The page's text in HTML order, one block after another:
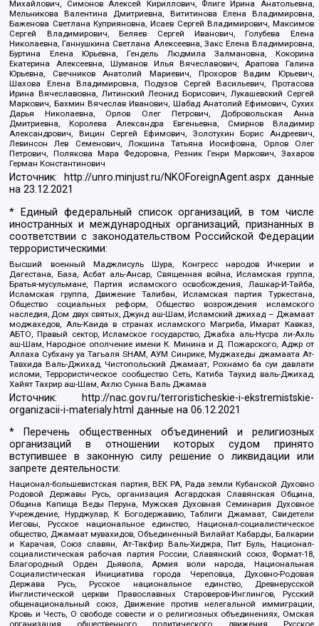
Михайлович, Симонов Алексей Кириллович, Флиге Ирина Анатольевна,
Мельникова Валентина Дмитриевна, Вититинова Елена Владимировна,
Баженова Светлана Куприяновна, Исаев Сергей Владимирович, Максимов
Сергей Владимирович, Беляев Сергей Иванович, Голубева Елена
Николаевна, Ганнушкина Светлана Алексеевна, Закс Елена Владимировна,
Буртина Елена Юрьевна, Гендель Людмила Залмановна, Кокорина
Екатерина Алексеевна, Шуманов Илья Вячеславович, Арапова Галина
Юрьевна, Свечников Анатолий Мариевич, Прохоров Вадим Юрьевич,
Шахова Елена Владимировна, Подузов Сергей Васильевич, Протасова
Ирина Вячеславовна, Литинский Леонид Борисович, Лукашевский Сергей
Маркович, Бахмин Вячеслав Иванович, Шабад Анатолий Ефимович, Сухих
Дарья Николаевна, Орлов Олег Петрович, Добровольская Анна
Дмитриевна, Королева Александра Евгеньевна, Смирнов Владимир
Александрович, Вицин Сергей Ефимович, Золотухин Борис Андреевич,
Левинсон Лев Семенович, Локшина Татьяна Иосифовна, Орлов Олег
Петрович, Полякова Мара Федоровна, Резник Генри Маркович, Захаров
Герман Константинович
Источник: http://unro.minjust.ru/NKOForeignAgent.aspxданные
на23.12.2021
* Единый федеральный список организаций, в том числе
иностранных и международных организаций, признанных в
соответствии с законодательством Российской Федерации
террористическими:
Высший военный Маджлисуль Шура, Конгресс народов Ичкерии и
Дагестана, База, Асбат аль-Ансар, Священная война, Исламская группа,
Братья-мусульмане, Партия исламского освобождения, Лашкар-И-Тайба,
Исламская группа, Движение Талибан, Исламская партия Туркестана,
Общество социальных реформ, Общество возрождения исламского
наследия, Дом двух святых, Джунд аш-Шам, Исламский джихад – Джамаат
моджахедов, Аль-Каида в странах исламского Магриба, Имарат Кавказ,
АБТО, Правый сектор, Исламское государство, Джабха аль-Нусра ли-Ахль
аш-Шам, Народное ополчение имени К. Минина и Д. Пожарского, Аджр от
Аллаха Субхану уа Тагьаля SHAM, АУМ Синрике, Муджахеды джамаата Ат-
Тавхида Валь-Джихад, Чистопольский Джамаат, Рохнамо ба суи давлати
исломи, Террористическое сообщество Сеть, Катиба Таухид валь-Джихад,
Хайят Тахрир аш-Шам, Ахлю Сунна Валь Джамаа
Источник:
http://nac.gov.ru/terroristicheskie-i-ekstremistskie-
organizacii-i-materialy.html данные на06.12.2021
* Перечень общественных объединений и религиозных
организаций в отношении которых судом принято
вступившее в законную силу решение о ликвидации или
запрете деятельности:
Национал-большевистская партия, ВЕК РА, Рада земли Кубанской Духовно
Родовой Державы Русь, организация Асгардская Славянская Община,
Община Капища Веды Перуна, Мужская Духовная Семинария Духовное
Учреждение, Нурджулар, К Богодержавию, Таблиги Джамаат, Свидетели
Иеговы, Русское национальное единство, Национал-социалистическое
общество, Джамаат мувахидов, Объединенный Вилайат Кабарды, Балкарии
и Карачая, Союз славян, Ат-Такфир Валь-Хиджра, Пит Буль, Национал-
социалистическая рабочая партия России, Славянский союз, Формат-18,
Благородный Орден Дьявола, Армия воли народа, Национальная
Социалистическая Инициатива города Череповца, Духовно-Родовая
Держава Русь, Русское национальное единство, Древнерусской
Инглистической церкви Православных Староверов-Инглингов, Русский
общенациональный союз, Движение против нелегальной иммиграции,
Кровь и Честь, О свободе совести и о религиозных объединениях, Омская
организация общественного политического движения Русское